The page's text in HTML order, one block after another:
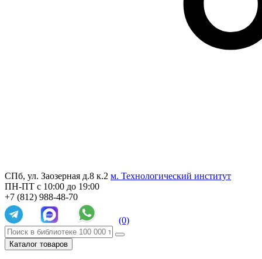
СПб, ул. Заозерная д.8 к.2 м. Технологический институт
ПН-ПТ с 10:00 до 19:00
+7 (812) 988-48-70
(0)
Каталог товаров